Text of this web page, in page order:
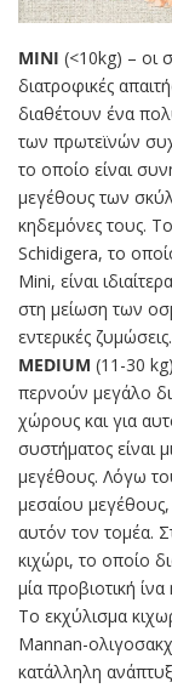
MINI (<10kg) – οι
διατροφικές
διαθέτουν ένα
των πρωτεϊνών
το οποίο είναι
μεγέθους των
κηδεμόνες τους.
Schidigera, το
Mini, είναι
στη μείωση των
εντερικές ζυμώσεις.
MEDIUM (11-30
περνούν μεγάλο
χώρους και για
συστήματος είναι
μεγέθους. Λόγω
μεσαίου
αυτόν τον τομέα.
κιχώρι, το οποίο
μία προβιοτική
Το εκχύλισμα
Mannan-
κατάλληλη